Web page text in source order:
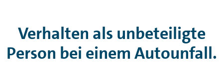
Verhalten als unbeteiligte
Person bei einem Autounfall.